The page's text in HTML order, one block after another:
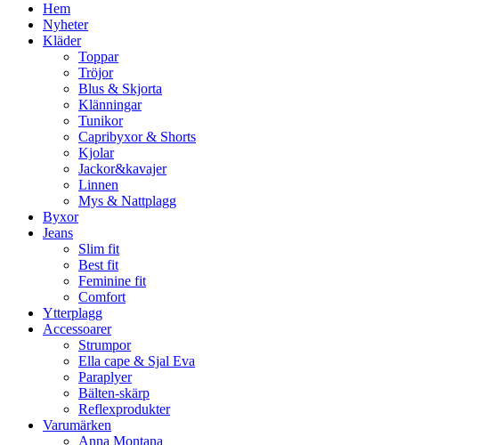
Hem
Nyheter
Kläder
Toppar
Tröjor
Blus & Skjorta
Klänningar
Tunikor
Capribyxor & Shorts
Kjolar
Jackor&kavajer
Linnen
Mys & Nattplagg
Byxor
Jeans
Slim fit
Best fit
Feminine fit
Comfort
Ytterplagg
Accessoarer
Strumpor
Ella cape & Sjal Eva
Paraplyer
Bälten-skärp
Reflexprodukter
Varumärken
Anna Montana